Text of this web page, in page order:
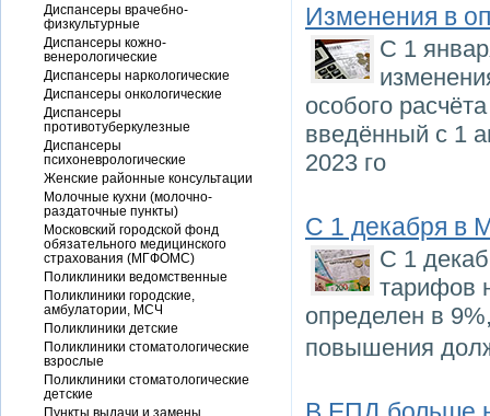
Изменения в
С 1
особого
введённый с 1
2023 го
С 1 декабря в
С 1
тарифов
определен в
повышения
Диспансеры врачебно-
физкультурные
Диспансеры кожно-
венерологические
Диспансеры наркологические
Диспансеры онкологические
Диспансеры
противотуберкулезные
Диспансеры
психоневрологические
Женские районные консультации
Молочные кухни (молочно-
раздаточные пункты)
Московский городской фонд
обязательного медицинского
страхования (МГФОМС)
Поликлиники ведомственные
Поликлиники городские,
амбулатории, МСЧ
Поликлиники детские
Поликлиники стоматологические
взрослые
Поликлиники стоматологические
детские
Пункты выдачи и замены